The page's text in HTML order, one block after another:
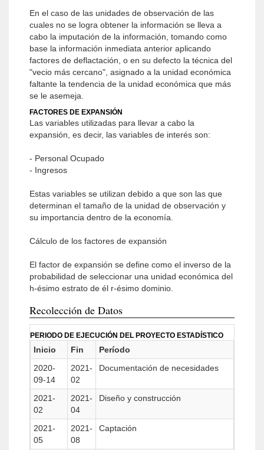
En el caso de las unidades de observación de las
cuales no se logra obtener la información se lleva a
cabo la imputación de la información, tomando como
base la información inmediata anterior aplicando
factores de deflactación, o en su defecto la técnica del
"vecio más cercano", asignado a la unidad económica
faltante la tendencia de la unidad económica que más
se le asemeja.
FACTORES DE EXPANSIÓN
Las variables utilizadas para llevar a cabo la
expansión, es decir, las variables de interés son:
- Personal Ocupado
- Ingresos
Estas variables se utilizan debido a que son las que
determinan el tamaño de la unidad de observación y
su importancia dentro de la economía.
Cálculo de los factores de expansión
El factor de expansión se define como el inverso de la
probabilidad de seleccionar una unidad económica del
h-ésimo estrato de él r-ésimo dominio.
Recolección de Datos
PERIODO DE EJECUCIÓN DEL PROYECTO ESTADÍSTICO
Inicio Fin
Período
2020-
09-14
2021-
02
Documentación de necesidades
2021-
02
2021-
04
Diseño y construcción
2021-
05
2021-
08
Captación